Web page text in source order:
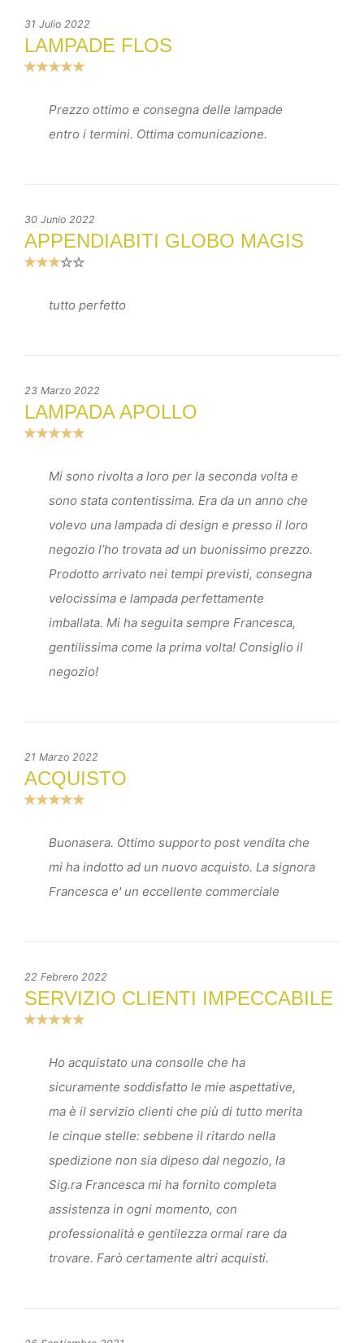
31 Julio 2022
LAMPADE FLOS
Prezzo ottimo e consegna delle lampade
entro i termini. Ottima comunicazione.
30 Junio 2022
APPENDIABITI GLOBO MAGIS
tutto perfetto
23 Marzo 2022
LAMPADA APOLLO
Mi sono rivolta a loro per la seconda volta e
sono stata contentissima. Era da un anno che
volevo una lampada di design e presso il loro
negozio l’ho trovata ad un buonissimo prezzo.
Prodotto arrivato nei tempi previsti, consegna
velocissima e lampada perfettamente
imballata. Mi ha seguita sempre Francesca,
gentilissima come la prima volta! Consiglio il
negozio!
21 Marzo 2022
ACQUISTO
Buonasera. Ottimo supporto post vendita che
mi ha indotto ad un nuovo acquisto. La signora
Francesca e' un eccellente commerciale
22 Febrero 2022
SERVIZIO CLIENTI IMPECCABILE
Ho acquistato una consolle che ha
sicuramente soddisfatto le mie aspettative,
ma è il servizio clienti che più di tutto merita
le cinque stelle: sebbene il ritardo nella
spedizione non sia dipeso dal negozio, la
Sig.ra Francesca mi ha fornito completa
assistenza in ogni momento, con
professionalità e gentilezza ormai rare da
trovare. Farò certamente altri acquisti.